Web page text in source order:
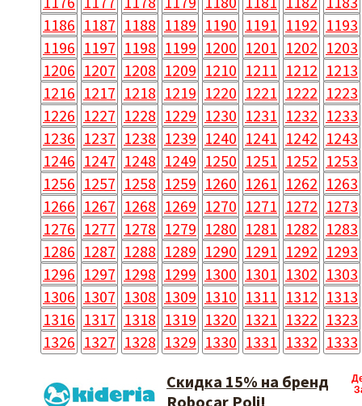
1186 1187 1188 1189 1190 1191 1192 1193
1196 1197 1198 1199 1200 1201 1202 1203
1206 1207 1208 1209 1210 1211 1212 1213
1216 1217 1218 1219 1220 1221 1222 1223
1226 1227 1228 1229 1230 1231 1232 1233
1236 1237 1238 1239 1240 1241 1242 1243
1246 1247 1248 1249 1250 1251 1252 1253
1256 1257 1258 1259 1260 1261 1262 1263
1266 1267 1268 1269 1270 1271 1272 1273
1276 1277 1278 1279 1280 1281 1282 1283
1286 1287 1288 1289 1290 1291 1292 1293
1296 1297 1298 1299 1300 1301 1302 1303
1306 1307 1308 1309 1310 1311 1312 1313
1316 1317 1318 1319 1320 1321 1322 1323
1326 1327 1328 1329 1330 1331 1332 1333
Скидка 15% на бренд
Robocar Poli!